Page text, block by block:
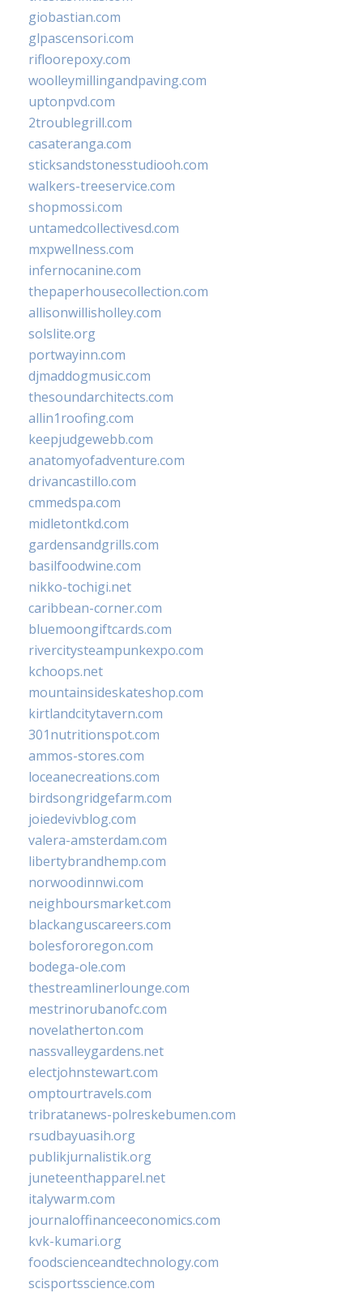
giobastian.com
glpascensori.com
rifloorepoxy.com
woolleymillingandpaving.com
uptonpvd.com
2troublegrill.com
casateranga.com
sticksandstonesstudiooh.com
walkers-treeservice.com
shopmossi.com
untamedcollectivesd.com
mxpwellness.com
infernocanine.com
thepaperhousecollection.com
allisonwillisholley.com
solslite.org
portwayinn.com
djmaddogmusic.com
thesoundarchitects.com
allin1roofing.com
keepjudgewebb.com
anatomyofadventure.com
drivancastillo.com
cmmedspa.com
midletontkd.com
gardensandgrills.com
basilfoodwine.com
nikko-tochigi.net
caribbean-corner.com
bluemoongiftcards.com
rivercitysteampunkexpo.com
kchoops.net
mountainsideskateshop.com
kirtlandcitytavern.com
301nutritionspot.com
ammos-stores.com
loceanecreations.com
birdsongridgefarm.com
joiedevivblog.com
valera-amsterdam.com
libertybrandhemp.com
norwoodinnwi.com
neighboursmarket.com
blackanguscareers.com
bolesfororegon.com
bodega-ole.com
thestreamlinerlounge.com
mestrinorubanofc.com
novelatherton.com
nassvalleygardens.net
electjohnstewart.com
omptourtravels.com
tribratanews-polreskebumen.com
rsudbayuasih.org
publikjurnalistik.org
juneteenthapparel.net
italywarm.com
journaloffinanceeconomics.com
kvk-kumari.org
foodscienceandtechnology.com
scisportsscience.com